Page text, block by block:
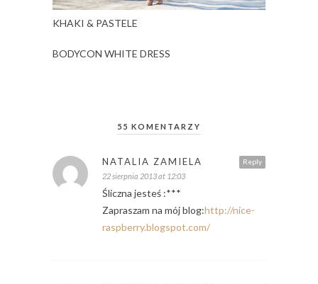
KHAKI & PASTELE
BODYCON WHITE DRESS
55 KOMENTARZY
Reply
NATALIA ZAMIELA
22 sierpnia 2013 at 12:03
Śliczna jesteś :***
Zapraszam na mój blog:http://nice-
raspberry.blogspot.com/